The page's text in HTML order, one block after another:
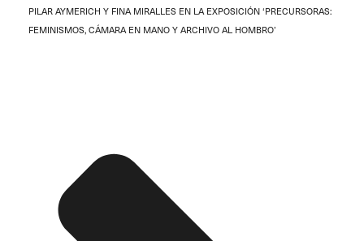
PILAR AYMERICH Y FINA MIRALLES EN LA EXPOSICIÓN ‘PRECURSORAS:
FEMINISMOS, CÁMARA EN MANO Y ARCHIVO AL HOMBRO’